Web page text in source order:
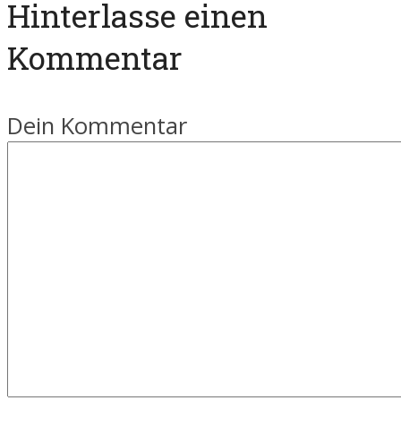
Hinterlasse einen
Kommentar
Dein Kommentar